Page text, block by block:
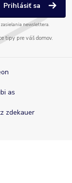
Prihlásiť sa
zasielania newslettera.
tipy pre váš domov.